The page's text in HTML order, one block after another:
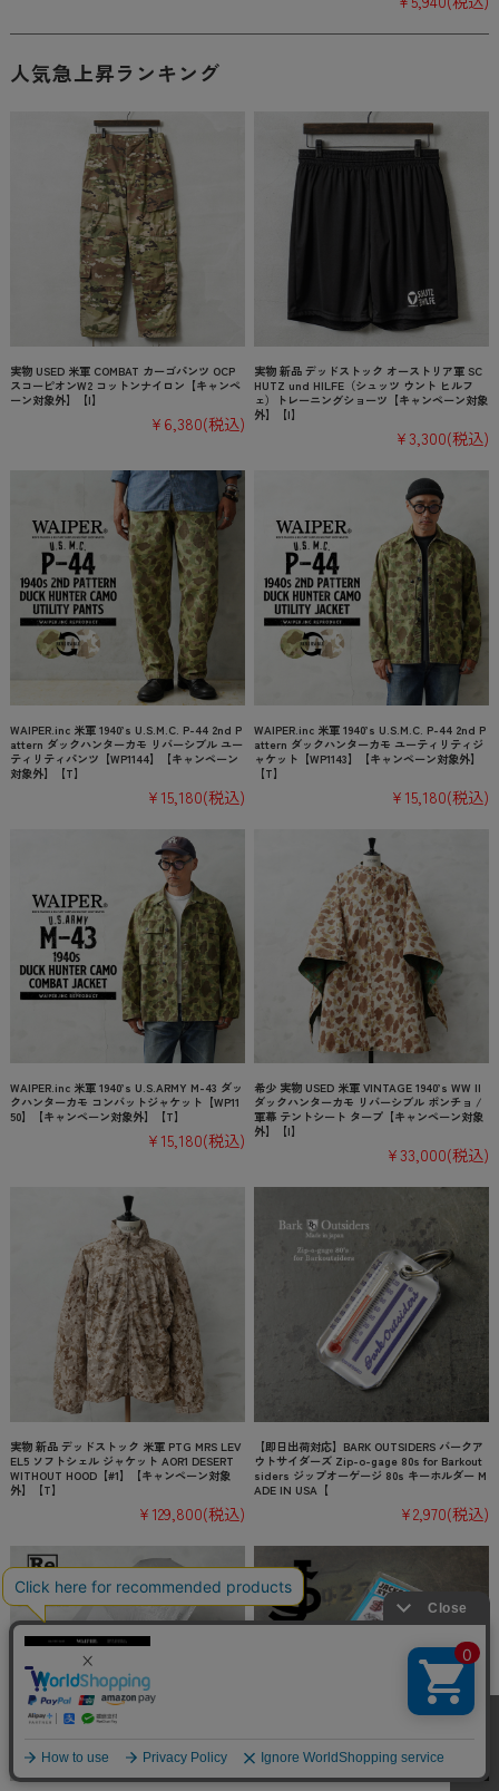
人気急上昇ランキング
実物 USED 米軍 COMBAT カーゴパンツ OCP
スコーピオンW2 コットンナイロン【キャンペ
ーン対象外】【I】
¥6,380(税込)
実物 新品 デッドストック オーストリア軍 SC
HUTZ und HILFE（シュッツ ウント ヒルフ
ェ）トレーニングショーツ【キャンペーン対象
外】【I】
¥3,300(税込)
WAIPER.inc 米軍 1940’s U.S.M.C. P-44 2nd P
attern ダックハンターカモ リバーシブル ユー
ティリティパンツ【WP1144】【キャンペーン
対象外】【T】
¥15,180(税込)
WAIPER.inc 米軍 1940’s U.S.M.C. P-44 2nd P
attern ダックハンターカモ ユーティリティジ
ャケット【WP1143】【キャンペーン対象外】
【T】
¥15,180(税込)
WAIPER.inc 米軍 1940’s U.S.ARMY M-43 ダッ
クハンターカモ コンバットジャケット【WP11
50】【キャンペーン対象外】【T】
¥15,180(税込)
希少 実物 USED 米軍 VINTAGE 1940’s WW II
ダックハンターカモ リバーシブル ポンチョ /
軍幕 テントシート タープ【キャンペーン対象
外】【I】
¥33,000(税込)
実物 新品 デッドストック 米軍 PTG MRS LEV
EL5 ソフトシェル ジャケット AOR1 DESERT
WITHOUT HOOD【#1】【キャンペーン対象
外】【T】
¥129,800(税込)
【即日出荷対応】BARK OUTSIDERS バークア
ウトサイダーズ Zip-o-gage 80s for Barkout
siders ジップオーゲージ 80s キーホルダー M
ADE IN USA【
¥2,970(税込)